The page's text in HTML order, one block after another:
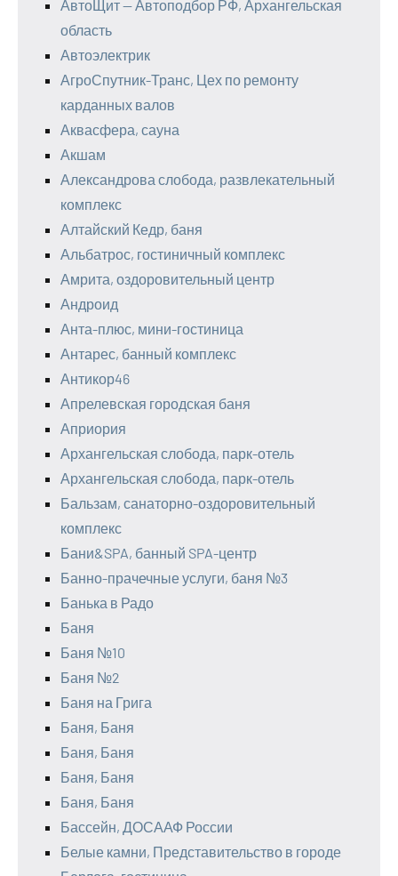
АвтоЩит — Автоподбор РФ, Архангельская
область
Автоэлектрик
АгроСпутник-Транс, Цех по ремонту
карданных валов
Аквасфера, сауна
Акшам
Александрова слобода, развлекательный
комплекс
Алтайский Кедр, баня
Альбатрос, гостиничный комплекс
Амрита, оздоровительный центр
Андроид
Анта-плюс, мини-гостиница
Антарес, банный комплекс
Антикор46
Апрелевская городская баня
Априория
Архангельская слобода, парк-отель
Архангельская слобода, парк-отель
Бальзам, санаторно-оздоровительный
комплекс
Бани&SPA, банный SPA-центр
Банно-прачечные услуги, баня №3
Банька в Радо
Баня
Баня №10
Баня №2
Баня на Грига
Баня, Баня
Баня, Баня
Баня, Баня
Баня, Баня
Бассейн, ДОСААФ России
Белые камни, Представительство в городе